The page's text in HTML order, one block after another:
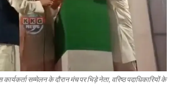
सम्मेलन के दौरान मंच पर भिड़े नेता, वरिष्ठ पदाधिकारियों के